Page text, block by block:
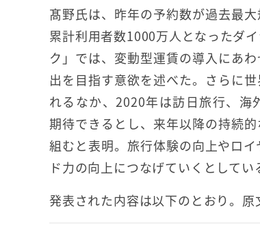
髙野氏は、昨年の予約数が過去最大
累計利用者数1000万人となったダ
ク」では、変動型運賃の導入にあ
出を目指す意欲を述べた。さらに
れるなか、2020年は訪日旅行、海
期待できるとし、来年以降の持続
組むと表明。旅行体験の向上やロ
ド力の向上につなげていくとしてい
発表された内容は以下のとおり。原